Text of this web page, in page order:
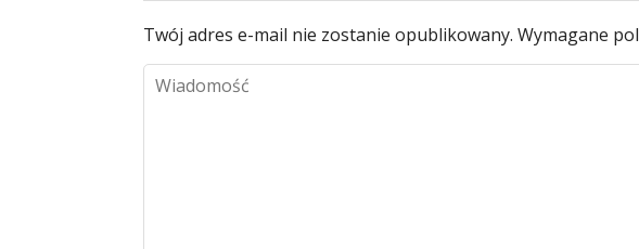
Twój adres e-mail nie zostanie opublikowany. Wymagane